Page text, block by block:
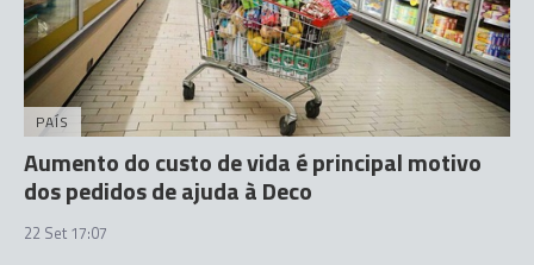
PAÍS
Aumento do custo de vida é principal motivo
dos pedidos de ajuda à Deco
22 Set 17:07